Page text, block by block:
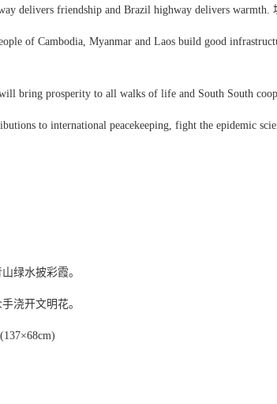
delivers friendship and Brazil highway delivers
of Cambodia, Myanmar and Laos build good
bring prosperity to all walks of life and South South
to international peacekeeping, fight the epidemic
绿水披彩霞。
浇开文明花。